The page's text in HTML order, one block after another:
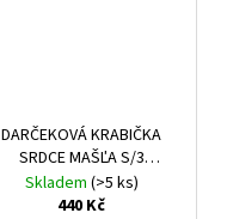
DARČEKOVÁ KRABIČKA
SRDCE MAŠĽA S/3
22,7x19,8x9-
30,8x28x11,7CM ZLATÁ
Skladem (>5 ks)
440 Kč